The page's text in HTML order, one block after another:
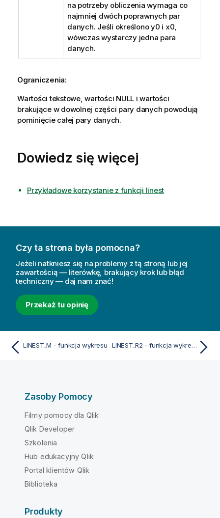
na potrzeby obliczenia wymaga co
najmniej dwóch poprawnych par
danych. Jeśli określonoy0 i x0,
wówczas wystarczy jedna para
danych.
Ograniczenia:
Wartości tekstowe, wartości NULL i wartości
brakujące w dowolnej części pary danych powodują
pominięcie całej pary danych.
Dowiedz się więcej
Przykładowe korzystanie z funkcji linest
Czy ta strona była pomocna?
Jeżeli natkniesz się na problemy z tą stroną lub jej
zawartością — literówkę, brakujący krok lub błąd
techniczny — daj nam znać!
Przekaż tu opinię
LINEST_M - funkcja wykresu LINEST_R2 - funkcja wykresu
Zasoby Pomocy
Filmy pomocy dla Qlik
Qlik Developer
Szkolenia
Hub edukacyjny Qlik
Portal klientów Qlik
Biblioteka
Produkty